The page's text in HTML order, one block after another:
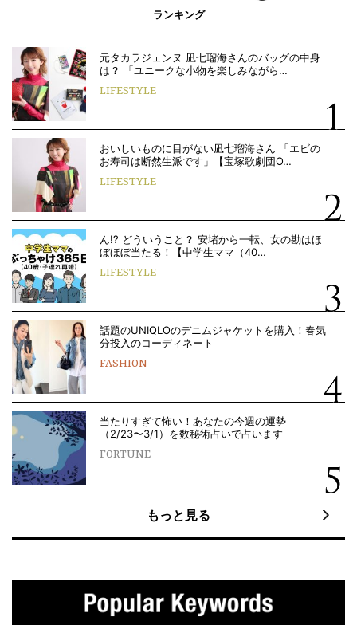
ランキング
元タカラジェンヌ 凪七瑠海さんのバッグの中身
は？ 「ユニークな小物を楽しみながら…
LIFESTYLE
おいしいものに目がない凪七瑠海さん 「エビの
お寿司は断然生派です」【宝塚歌劇団O…
LIFESTYLE
ん!? どういうこと？ 安堵から一転、女の勘はほ
ぼほぼ当たる！【中学生ママ（40…
LIFESTYLE
話題のUNIQLOのデニムジャケットを購入！春気
分投入のコーディネート
FASHION
当たりすぎて怖い！あなたの今週の運勢
（2/23〜3/1）を数秘術占いで占います
FORTUNE
もっと見る